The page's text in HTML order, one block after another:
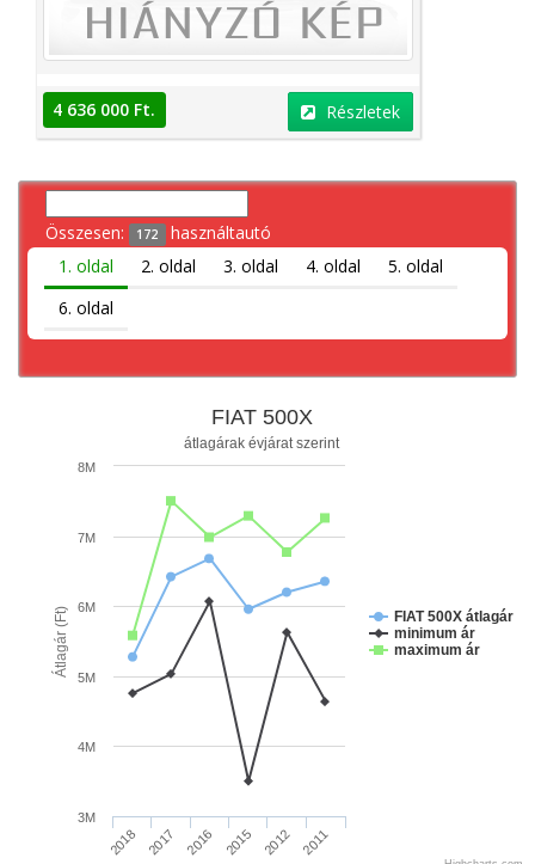
4 636 000 Ft. Részletek
Összesen: 172 használtautó
1. oldal
2. oldal 3. oldal 4. oldal
5. oldal
6. oldal
Átlagár (Ft)
FIAT 500X
átlagárak évjárat szerint
FIAT 500X átlagár
minimum ár
maximum ár
2018 2017 2016 2015 2012 2011
3M
4M
5M
6M
7M
8M